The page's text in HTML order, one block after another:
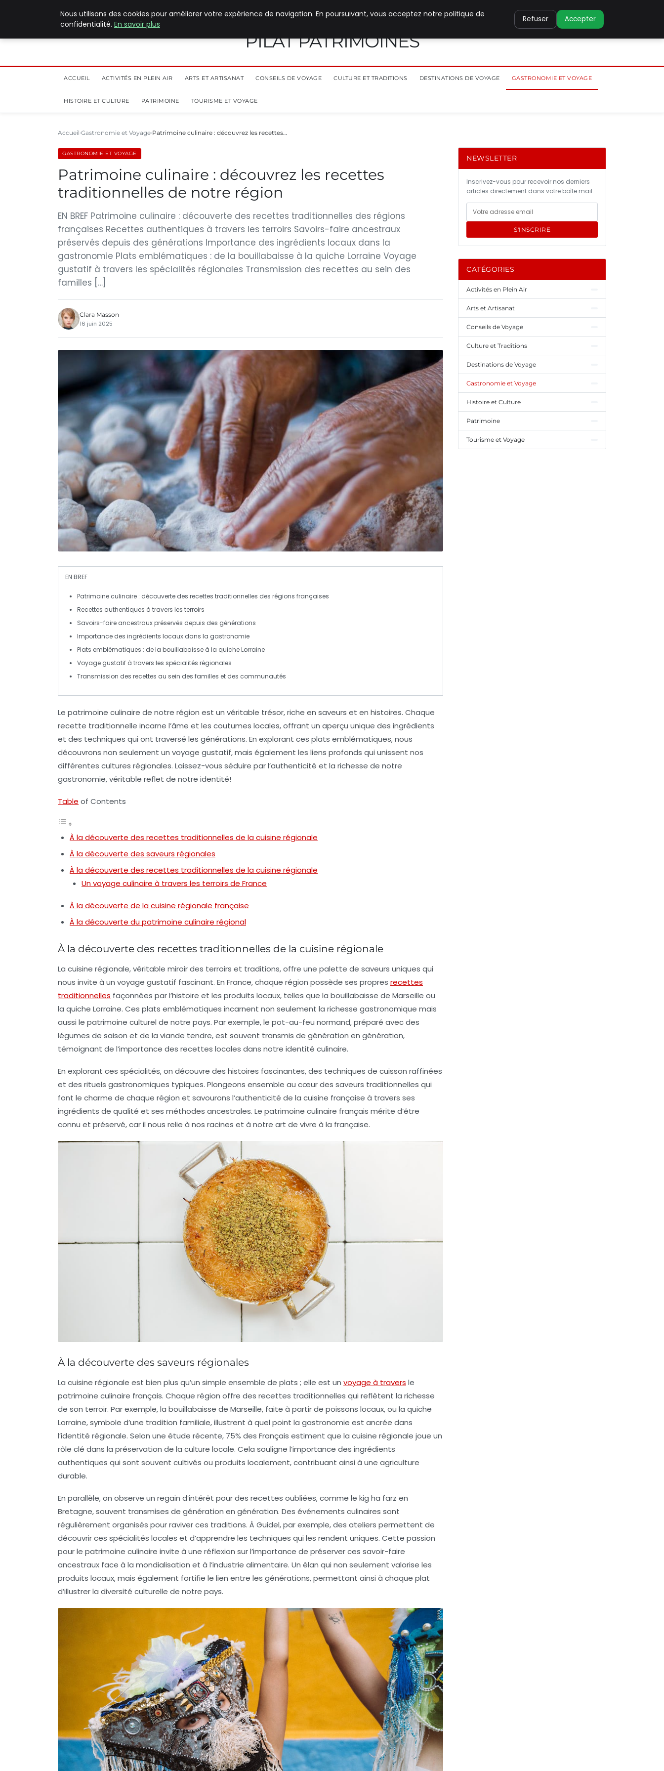
PILAT PATRIMOINES
ACCUEIL ACTIVITÉS EN PLEIN AIR ARTS ET ARTISANAT CONSEILS DE VOYAGE CULTURE ET TRADITIONS DESTINATIONS DE VOYAGE GASTRONOMIE ET VOYAGE
HISTOIRE ET CULTURE PATRIMOINE TOURISME ET VOYAGE
Accueil Gastronomie et Voyage Patrimoine culinaire : découvrez les recettes…
GASTRONOMIE ET VOYAGE
Patrimoine culinaire : découvrez les recettes
traditionnelles de notre région
EN BREF Patrimoine culinaire : découverte des recettes traditionnelles des régions
françaises Recettes authentiques à travers les terroirs Savoirs-faire ancestraux
préservés depuis des générations Importance des ingrédients locaux dans la
gastronomie Plats emblématiques : de la bouillabaisse à la quiche Lorraine Voyage
gustatif à travers les spécialités régionales Transmission des recettes au sein des
familles […]
Clara Masson
16 juin 2025
EN BREF
Patrimoine culinaire : découverte des recettes traditionnelles des régions françaises
Recettes authentiques à travers les terroirs
Savoirs-faire ancestrauxpréservés depuis des générations
Importance des ingrédients locaux dans la gastronomie
Plats emblématiques : de la bouillabaisse à la quiche Lorraine
Voyage gustatif à travers les spécialités régionales
Transmission des recettes au sein des familles et des communautés
Le patrimoine culinaire de notre région est un véritable trésor, riche en saveurs et en histoires. Chaque
recette traditionnelle incarne l’âme et les coutumes locales, offrant un aperçu unique des ingrédients
et des techniques qui ont traversé les générations. En explorant ces plats emblématiques, nous
découvrons non seulement un voyage gustatif, mais également les liens profonds qui unissent nos
différentes cultures régionales. Laissez-vous séduire par l’authenticité et la richesse de notre
gastronomie, véritable reflet de notre identité!
Table of Contents
À la découverte des recettes traditionnelles de la cuisine régionale
À la découverte des saveurs régionales
À la découverte des recettes traditionnelles de la cuisine régionale
Un voyage culinaire à travers les terroirs de France
À la découverte de la cuisine régionale française
À la découverte du patrimoine culinaire régional
À la découverte des recettes traditionnelles de la cuisine régionale
La cuisine régionale, véritable miroir des terroirs et traditions, offre une palette de saveurs uniques qui
nous invite à un voyage gustatif fascinant. En France, chaque région possède ses propres recettes
traditionnelles façonnées par l’histoire et les produits locaux, telles que la bouillabaisse de Marseille ou
la quiche Lorraine. Ces plats emblématiques incarnent non seulement la richesse gastronomique mais
aussi le patrimoine culturel de notre pays. Par exemple, le pot-au-feu normand, préparé avec des
légumes de saison et de la viande tendre, est souvent transmis de génération en génération,
témoignant de l’importance des recettes locales dans notre identité culinaire.
En explorant ces spécialités, on découvre des histoires fascinantes, des techniques de cuisson raffinées
et des rituels gastronomiques typiques. Plongeons ensemble au cœur des saveurs traditionnelles qui
font le charme de chaque région et savourons l’authenticité de la cuisine française à travers ses
ingrédients de qualité et ses méthodes ancestrales. Le patrimoine culinaire français mérite d’être
connu et préservé, car il nous relie à nos racines et à notre art de vivre à la française.
À la découverte des saveurs régionales
La cuisine régionale est bien plus qu’un simple ensemble de plats ; elle est un voyage à travers le
patrimoine culinaire français. Chaque région offre des recettes traditionnelles qui reflètent la richesse
de son terroir. Par exemple, la bouillabaisse de Marseille, faite à partir de poissons locaux, ou la quiche
Lorraine, symbole d’une tradition familiale, illustrent à quel point la gastronomie est ancrée dans
l’identité régionale. Selon une étude récente, 75% des Français estiment que la cuisine régionale joue un
rôle clé dans la préservation de la culture locale. Cela souligne l’importance des ingrédients
authentiques qui sont souvent cultivés ou produits localement, contribuant ainsi à une agriculture
durable.
En parallèle, on observe un regain d’intérêt pour des recettes oubliées, comme le kig ha farz en
Bretagne, souvent transmises de génération en génération. Des événements culinaires sont
régulièrement organisés pour raviver ces traditions. À Guidel, par exemple, des ateliers permettent de
découvrir ces spécialités locales et d’apprendre les techniques qui les rendent uniques. Cette passion
pour le patrimoine culinaire invite à une réflexion sur l’importance de préserver ces savoir-faire
ancestraux face à la mondialisation et à l’industrie alimentaire. Un élan qui non seulement valorise les
produits locaux, mais également fortifie le lien entre les générations, permettant ainsi à chaque plat
d’illustrer la diversité culturelle de notre pays.
NEWSLETTER
Inscrivez-vous pour recevoir nos derniers
articles directement dans votre boîte mail.
S'INSCRIRE
CATÉGORIES
Activités en Plein Air
Arts et Artisanat
Conseils de Voyage
Culture et Traditions
Destinations de Voyage
Gastronomie et Voyage
Histoire et Culture
Patrimoine
Tourisme et Voyage
Nous utilisons des cookies pour améliorer votre expérience de navigation. En poursuivant, vous acceptez notre politique de
confidentialité. En savoir plus
Refuser Accepter